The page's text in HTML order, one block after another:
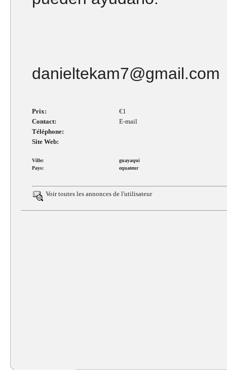
danieltekam7@gmail.com
Prix:
€1
Contact:
E-mail
Téléphone:
Site Web:
Ville:
guayaqui
Pays:
equateur
Voir toutes les annonces de l'utilisateur